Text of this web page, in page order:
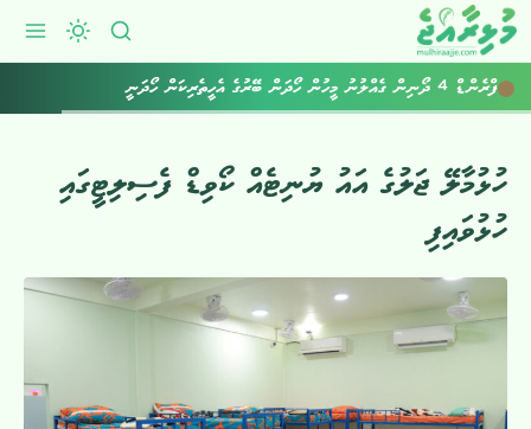
ފްރެންޑް 4 ދޯނިން ގެއްލުނު މީހުން ހޯދަން ބޭރުގެ އެހީތެރިކަން ހޯދަނީ
ހުޅުމާލޭ ޖަލުގެ އައު ޔުނިޓެއް ކޯވިޑް ފެސިލިޓީގައި
ހުޅުވައިފި